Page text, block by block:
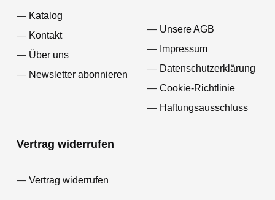
Katalog
Kontakt
Über uns
Newsletter abonnieren
Unsere AGB
Impressum
Datenschutzerklärung
Cookie-Richtlinie
Haftungsausschluss
Vertrag widerrufen
Vertrag widerrufen